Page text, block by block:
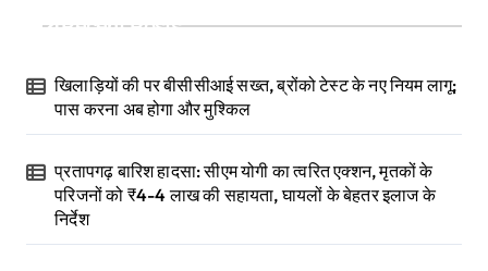
Recent Posts
खिलाड़ियों की पर बीसीसीआई सख्त, ब्रोंको टेस्ट के नए नियम लागू;
पास करना अब होगा और मुश्किल
प्रतापगढ़ बारिश हादसा: सीएम योगी का त्वरित एक्शन, मृतकों के
परिजनों को ₹4-4 लाख की सहायता, घायलों के बेहतर इलाज के
निर्देश